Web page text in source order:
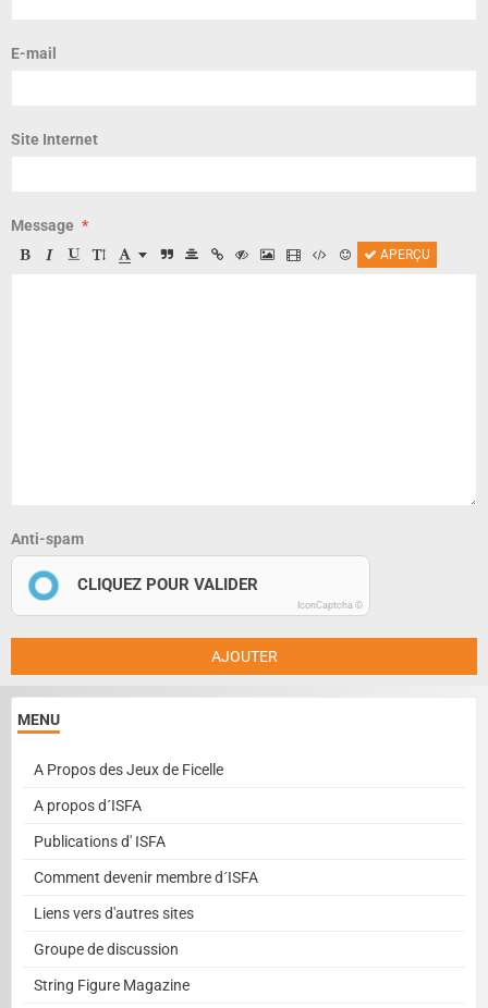
E-mail
Site Internet
Message
APERÇU
Anti-spam
CLIQUEZ POUR VALIDER
IconCaptcha ©
AJOUTER
MENU
A Propos des Jeux de Ficelle
A propos d´ISFA
Publications d' ISFA
Comment devenir membre d´ISFA
Liens vers d'autres sites
Groupe de discussion
String Figure Magazine